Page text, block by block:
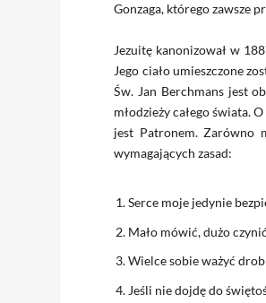
Gonzaga, którego zawsze
Jezuitę kanonizował w
Jego ciało umieszczone
Św. Jan Berchmans jest
młodzieży całego świata.
jest Patronem. Zarówno
wymagających zasad:
Serce moje jedynie
Mało mówić, dużo
Wielce sobie ważyć
Jeśli nie dojdę do